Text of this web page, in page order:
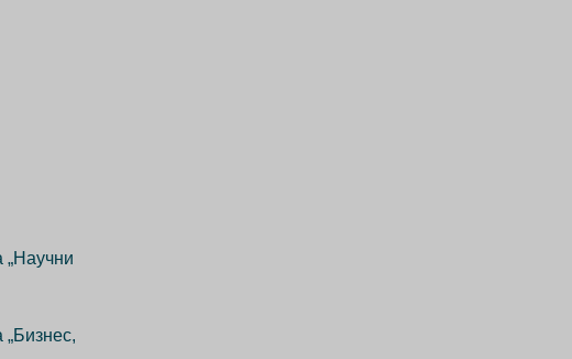
„Научни
„Бизнес,